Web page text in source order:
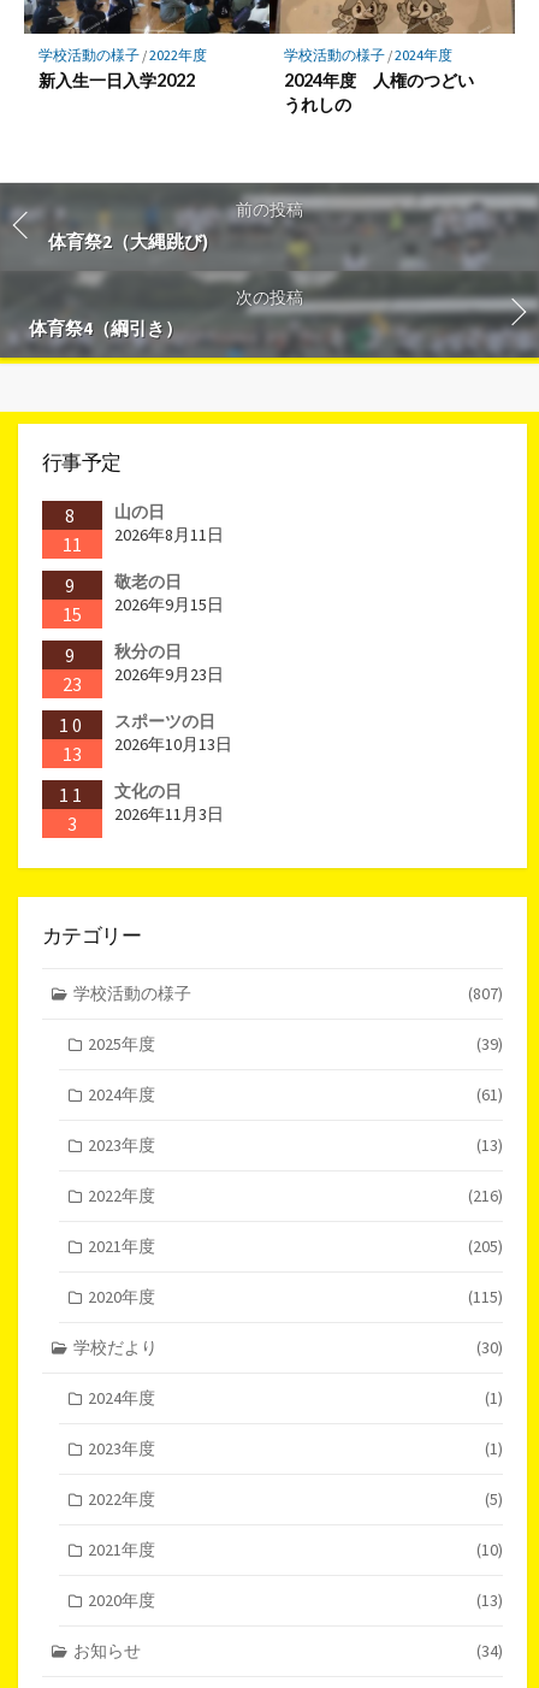
学校活動の様子/2022年度
新入生一日入学2022
学校活動の様子/2024年度
2024年度 人権のつどい
うれしの
前の投稿
体育祭2（大縄跳び)
次の投稿
体育祭4（綱引き）
行事予定
8
11
山の日
2026年8月11日
9
15
敬老の日
2026年9月15日
9
23
秋分の日
2026年9月23日
10
13
スポーツの日
2026年10月13日
11
3
文化の日
2026年11月3日
カテゴリー
学校活動の様子 (807)
2025年度 (39)
2024年度 (61)
2023年度 (13)
2022年度 (216)
2021年度 (205)
2020年度 (115)
学校だより (30)
2024年度 (1)
2023年度 (1)
2022年度 (5)
2021年度 (10)
2020年度 (13)
お知らせ (34)